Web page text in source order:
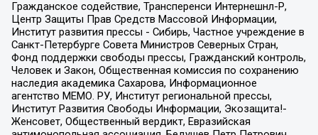
Гражданское содействие, Трансперенси Интернешнл-Р,
Центр Защиты Прав Средств Массовой Информации,
Институт развития прессы - Сибирь, Частное учреждение в
Санкт-Петербурге Совета Министров Северных Стран,
Фонд поддержки свободы прессы, Гражданский контроль,
Человек и Закон, Общественная комиссия по сохранению
наследия академика Сахарова, Информационное
агентство МЕМО. РУ, Институт региональной прессы,
Институт Развития Свободы Информации, Экозащита!-
Женсовет, Общественный вердикт, Евразийская